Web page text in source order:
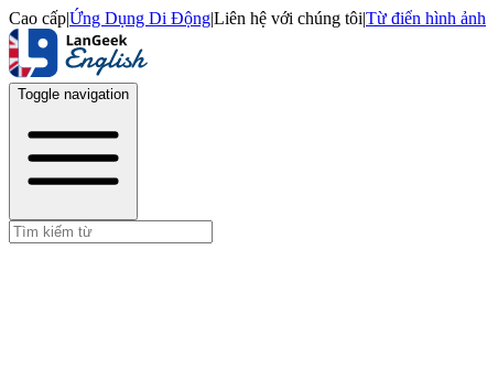
Cao cấp|Ứng Dụng Di Động|Liên hệ với chúng tôi|Từ điển hình ảnh
Toggle navigation